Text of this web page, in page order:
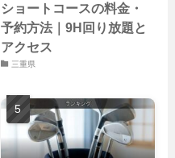
ショートコースの料金・
予約方法｜9H回り放題と
アクセス
三重県